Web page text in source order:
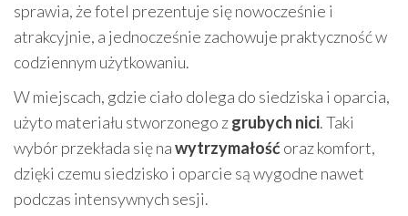
sprawia, że fotel prezentuje się nowocześnie i
atrakcyjnie, a jednocześnie zachowuje praktyczność w
codziennym użytkowaniu.
W miejscach, gdzie ciało dolega do siedziska i oparcia,
użyto materiału stworzonego zgrubych nici. Taki
wybór przekłada się nawytrzymałośćoraz komfort,
dzięki czemu siedzisko i oparcie są wygodne nawet
podczas intensywnych sesji.